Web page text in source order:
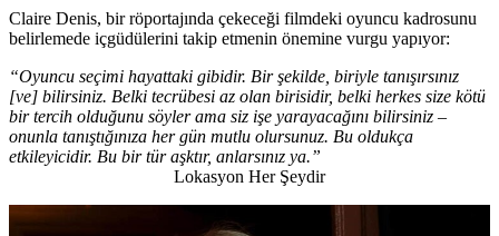
Claire Denis, bir röportajında çekeceği filmdeki oyuncu kadrosunu
belirlemede içgüdülerini takip etmenin önemine vurgu yapıyor:
“Oyuncu seçimi hayattaki gibidir. Bir şekilde, biriyle tanışırsınız
[ve] bilirsiniz. Belki tecrübesi az olan birisidir, belki herkes size kötü
bir tercih olduğunu söyler ama siz işe yarayacağını bilirsiniz –
onunla tanıştığınıza her gün mutlu olursunuz. Bu oldukça
etkileyicidir. Bu bir tür aşktır, anlarsınız ya.”
Lokasyon Her Şeydir